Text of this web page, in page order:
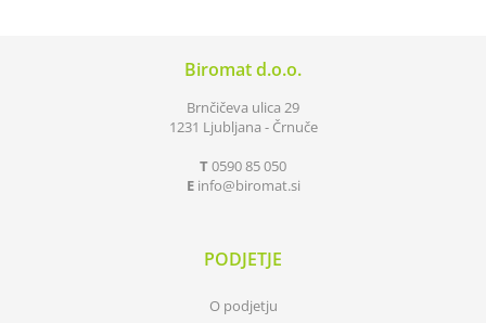
Biromat d.o.o.
Brnčičeva ulica 29
1231 Ljubljana - Črnuče
T0590 85 050
E info biromat.si
PODJETJE
O podjetju